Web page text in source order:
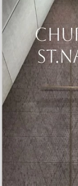
A4 / US Letter
Zu
0
Bifold
Elegant